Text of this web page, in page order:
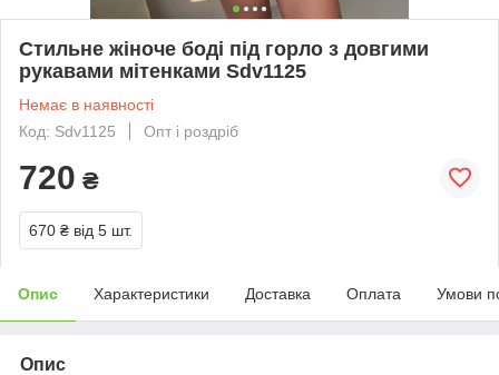
Стильне жіноче боді під горло з довгими
рукавами мітенками Sdv1125
Немає в наявності
Код: Sdv1125
Опт і роздріб
720 ₴
670 ₴ від 5 шт.
Опис Характеристики Доставка Оплата Умови
Опис